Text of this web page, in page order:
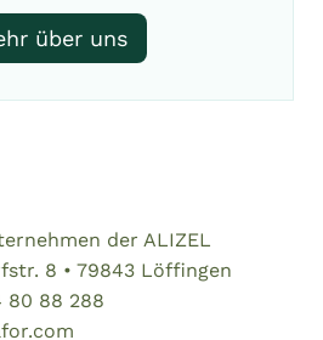
über uns
der ALIZEL
8 • 79843 Löffingen
80 88 288